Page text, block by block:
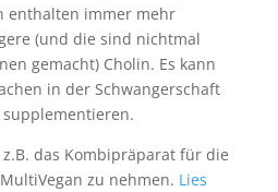
enthalten immer mehr
(und die sind nichtmal
gemacht) Cholin. Es kann
in der Schwangerschaft
das Kombipräparat für die
zu nehmen. Lies